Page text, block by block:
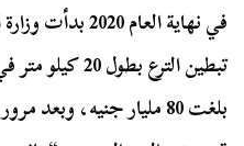
في نهاية العام
بلغت 80 مليار جنيه،